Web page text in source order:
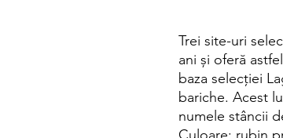
Trei site-uri
ani și oferă
baza selecției
bariche. Acest
numele stâncii